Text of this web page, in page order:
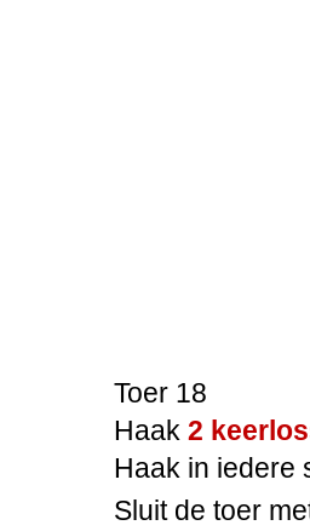
Toer 18
Haak 2
Haak in iedere
Sluit de toer